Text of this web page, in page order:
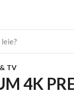
TV
4K